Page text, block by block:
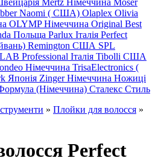
Mertz Німеччина Moser
Naomi ( США) Olaplex Olivia
OLYMP Німеччина Original Best
Польща Parlux Італія Perfect
Remington США SPL
Professional Італія Tibolli США
Німеччина TrisaElectronics (
Японія Zinger Німеччина Ножиці
(Німеччина) Сталекс Стиль
» Плойки для волосся »
Perfect